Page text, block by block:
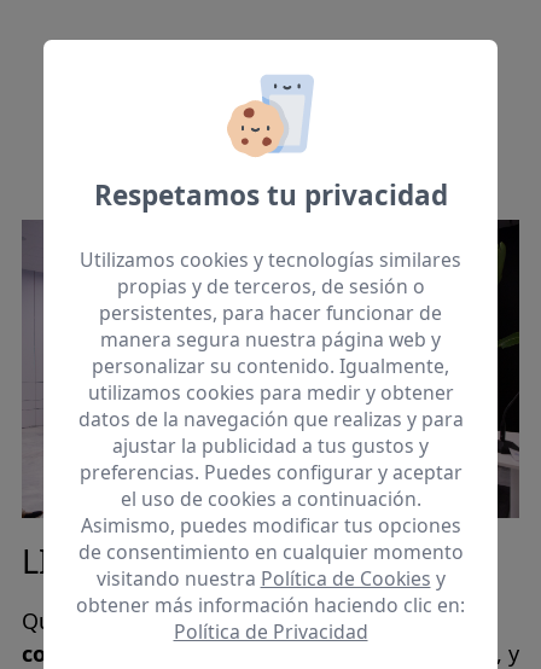
Empresa y mercado
LIDERAZGO Y PERSONAS
Queremos potenciar lascapacidades y
competencias
de profesionales y voluntariado, y
Respetamos tu privacidad
Utilizamos cookies y tecnologías similares
propias y de terceros, de sesión o
persistentes, para hacer funcionar de
manera segura nuestra página web y
personalizar su contenido. Igualmente,
utilizamos cookies para medir y obtener
datos de la navegación que realizas y para
ajustar la publicidad a tus gustos y
preferencias. Puedes configurar y aceptar
el uso de cookies a continuación.
Asimismo, puedes modificar tus opciones
de consentimiento en cualquier momento
visitando nuestra Política de Cookies y
obtener más información haciendo clic en:
Política de Privacidad